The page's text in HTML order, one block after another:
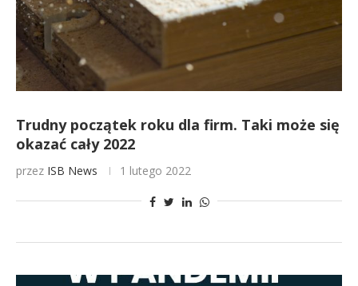
Trudny początek roku dla firm. Taki może się
okazać cały 2022
przez ISB News 1 lutego 2022